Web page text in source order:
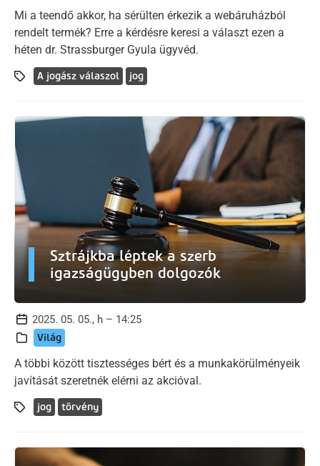
Mi a teendő akkor, ha sérülten érkezik a webáruházból
rendelt termék? Erre a kérdésre keresi a választ ezen a
héten dr. Strassburger Gyula ügyvéd.
A jogász válaszol jog
Sztrájkba léptek a szerb
igazságügyben dolgozók
2025. 05. 05., h – 14:25
Világ
A többi között tisztességes bért és a munkakörülményeik
javítását szeretnék elérni az akcióval.
jog törvény